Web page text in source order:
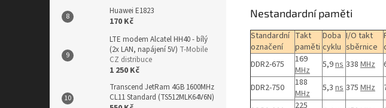
Huawei E1823
170 Kč
LTE modem Alcatel HH40 - bílý
(2x LAN, napájení 5V) T-Mobile
CZ distribuce
1 250 Kč
Transcend JetRam 4GB 1600MHz
CL11 Standard (TS512MLK64V6N)
Nestandardní paměti
Standardní
označení
Takt
paměti
Doba
cyklu
I/O takt
sběrnice
DDR2-675
169
MHz
5,9ns 338 MHz
DDR2-750
188
MHz
5,3 ns 375 MHz